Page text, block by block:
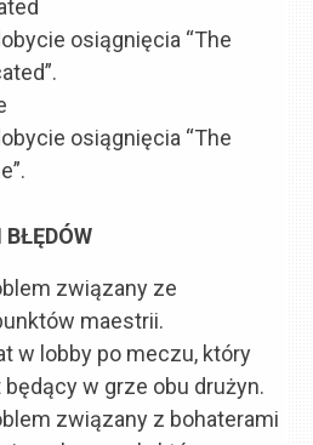
osiągnięcia “The
osiągnięcia “The
BŁĘDÓW
związany ze
maestrii.
w lobby po meczu, który
będący w grze obu drużyn.
związany z bohaterami